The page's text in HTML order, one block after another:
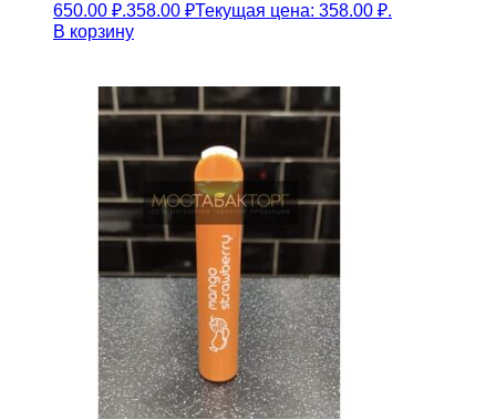
650.00 ₽.358.00 ₽Текущая цена: 358.00 ₽.
В корзину